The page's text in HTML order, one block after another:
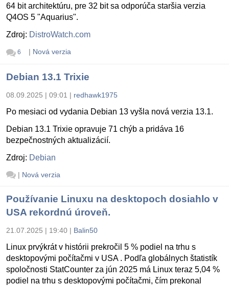
64 bit architektúru, pre 32 bit sa odporúča staršia verzia
Q4OS 5 "Aquarius".
Zdroj: DistroWatch.com
6 | Nová verzia
Debian 13.1 Trixie
08.09.2025 | 09:01 | redhawk1975
Po mesiaci od vydania Debian 13 vyšla nová verzia 13.1.
Debian 13.1 Trixie opravuje 71 chýb a pridáva 16
bezpečnostných aktualizácií.
Zdroj: Debian
| Nová verzia
Používanie Linuxu na desktopoch dosiahlo v
USA rekordnú úroveň.
21.07.2025 | 19:40 | Balin50
Linux prvýkrát v histórii prekročil 5 % podiel na trhu s
desktopovými počítačmi v USA . Podľa globálnych štatistík
spoločnosti StatCounter za jún 2025 má Linux teraz 5,04 %
podiel na trhu s desktopovými počítačmi, čím prekonal